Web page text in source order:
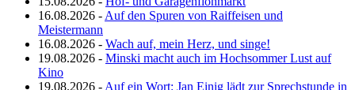
16.08.2026 - Auf den Spuren von Raiffeisen und
Meistermann
16.08.2026 - Wach auf, mein Herz, und singe!
19.08.2026 - Minski macht auch im Hochsommer Lust auf
Kino
19.08.2026 - Auf ein Wort: Jan Einig lädt zur Sprechstunde in